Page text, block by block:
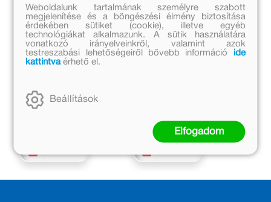
Mi ketten
Michael Engler
4 999 Ft
Mi ketten - Mesék a
szeretetről
4 499 Ft
Weboldalunk tartalmának személyre szabott
megjelenítése és a böngészési élmény biztosítása
érdekében sütiket (cookie), illetve egyéb
technológiákat alkalmazunk. A sütik használatára
vonatkozó irányelveinkről, valamint azok
testreszabási lehetőségeiről bővebb információ
ide
kattintvaérhető el.
Beállítások
Elfogadom